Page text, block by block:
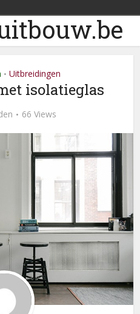
• Uitbreidingen
isolatieglas
66 Views